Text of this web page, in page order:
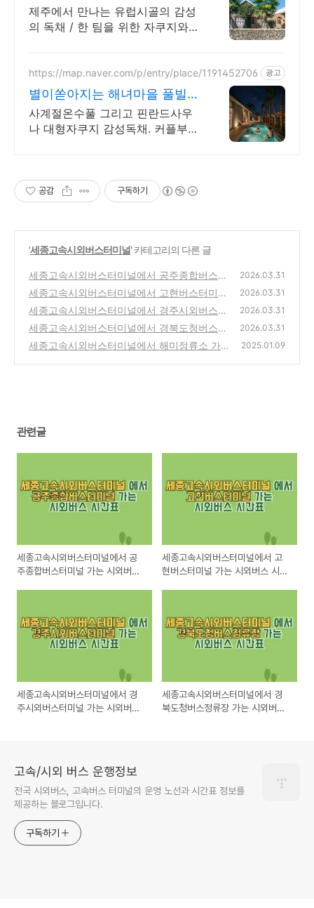
채 프라이빗 제주여행, 유럽감
성
제주에서 만나는 유럽시골의 감성
의 독채 / 한 팀을 위한 자쿠지와
프라이빗 자쿠지와 전용온실바베
큐
https://map.naver.com/p/entry/place/1191452706 광고
별이쏟아지는 해녀마을 풀빌라
르세라핌도 다녀간 감성풀빌라
사계절온수풀 그리고 핀란드사우
나 대형자쿠지 감성독채. 커플부터
한휴식
공감 구독하기
'세종고속시외버스터미널' 카테고리의 다른 글
세종고속시외버스터미널에서 공주종합버스터
미널 가는 시외버스 시간표 최신정보
(0)
2026.03.31
세종고속시외버스터미널에서 고현버스터미널
가는 시외버스 시간표 최신정보
(0)
2026.03.31
세종고속시외버스터미널에서 경주시외버스터
미널 가는 시외버스 시간표 최신정보
(0)
2026.03.31
세종고속시외버스터미널에서 경북도청버스정
류장 가는 시외버스 시간표 최신정보
(0)
2026.03.31
세종고속시외버스터미널에서 해미정류소 가
2025.01.09
관련글
세종고속시외버스터미널에서 공
주종합버스터미널 가는 시외버스
세종고속시외버스터미널에서 고
현버스터미널 가는 시외버스 시간
세종고속시외버스터미널에서 경
주시외버스터미널 가는 시외버스
세종고속시외버스터미널에서 경
북도청버스정류장 가는 시외버스
고속/시외 버스 운행정보
전국 시외버스, 고속버스 터미널의 운영 노선과 시간표 정보를
제공하는 블로그입니다.
구독하기